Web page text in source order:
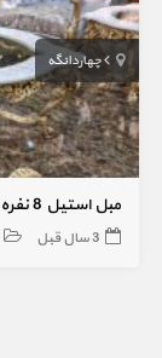
چهاردانگه
مبل استیل 8 نفره مدل زنجیری
3 سال قبل